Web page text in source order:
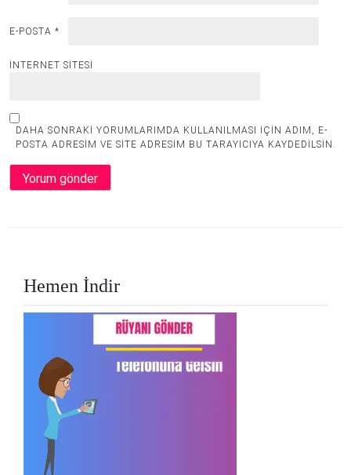
E-POSTA *
İNTERNET SITESI
DAHA SONRAKI YORUMLARIMDA KULLANILMASI IÇIN ADIM, E-
POSTA ADRESIM VE SITE ADRESIM BU TARAYICIYA KAYDEDILSIN.
Hemen İndir